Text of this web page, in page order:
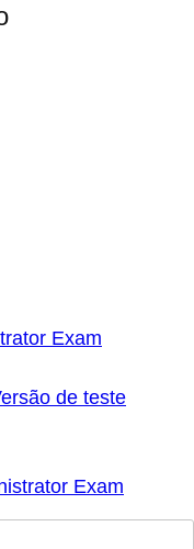
Exam
de teste
Exam